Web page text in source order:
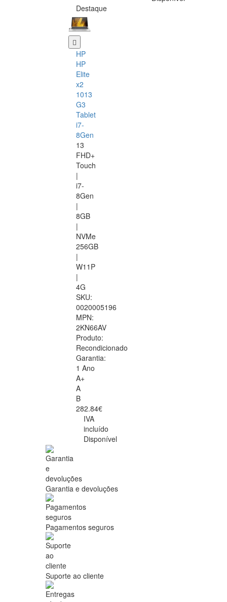
Destaque
HP
HP
Elite
x2
1013
G3
Tablet
i7-
8Gen
13
FHD+
Touch
|
i7-
8Gen
|
8GB
|
NVMe
256GB
|
W11P
|
4G
SKU:
0020005196
MPN:
2KN66AV
Produto:
Recondicionado
Garantia:
1 Ano
A+
A
B
282.84€
IVA
incluído
Disponível
Garantia e devoluções
Pagamentos seguros
Suporte ao cliente